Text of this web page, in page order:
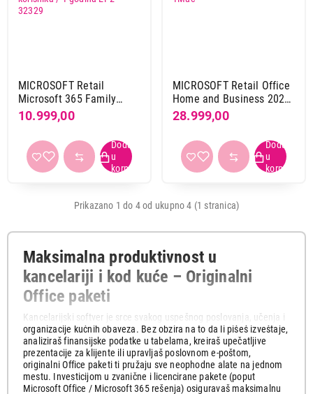
MICROSOFT Retail
Microsoft 365 Family
FY25H2 / 32bit / 64bit /
English / 6 korisnika / 1
godina EP2-32329
10.999,00
MICROSOFT Retail Office
Home and Business 2024
SerbianLatin / PKC / 1PC
28.999,00
Prikazano 1 do 4 od ukupno 4 (1 stranica)
Maksimalna produktivnost u
kancelariji i kod kuće – Originalni
Office paketi
Kancelarijski softver je srce svakog uspešnog poslovanja, učenja i
organizacije kućnih obaveza. Bez obzira na to da li pišeš izveštaje,
analiziraš finansijske podatke u tabelama, kreiraš upečatljive
prezentacije za klijente ili upravljaš poslovnom e-poštom,
originalni Office paketi ti pružaju sve neophodne alate na jednom
mestu. Investicijom u zvanične i licencirane pakete (poput
Microsoft Office / Microsoft 365 rešenja) osiguravaš maksimalnu